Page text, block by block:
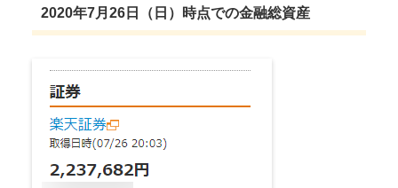
2020年7月26日（日）時点での金融総資産